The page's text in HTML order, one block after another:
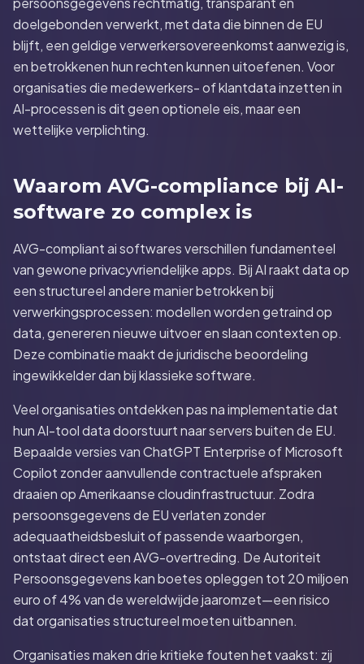
doelgebonden verwerkt, met data die binnen de EU
blijft, een geldige verwerkersovereenkomst aanwezig is,
en betrokkenen hun rechten kunnen uitoefenen. Voor
organisaties die medewerkers- of klantdata inzetten in
AI-processen is dit geen optionele eis, maar een
wettelijke verplichting.
Waarom AVG-compliance bij AI-
software zo complex is
AVG-compliant ai softwares verschillen fundamenteel
van gewone privacyvriendelijke apps. Bij AI raakt data op
een structureel andere manier betrokken bij
verwerkingsprocessen: modellen worden getraind op
data, genereren nieuwe uitvoer en slaan contexten op.
Deze combinatie maakt de juridische beoordeling
ingewikkelder dan bij klassieke software.
Veel organisaties ontdekken pas na implementatie dat
hun AI-tool data doorstuurt naar servers buiten de EU.
Bepaalde versies van ChatGPT Enterprise of Microsoft
Copilot zonder aanvullende contractuele afspraken
draaien op Amerikaanse cloudinfrastructuur. Zodra
persoonsgegevens de EU verlaten zonder
adequaatheidsbesluit of passende waarborgen,
ontstaat direct een AVG-overtreding. De Autoriteit
Persoonsgegevens kan boetes opleggen tot 20 miljoen
euro of 4% van de wereldwijde jaaromzet—een risico
dat organisaties structureel moeten uitbannen.
Organisaties maken drie kritieke fouten het vaakst: zij